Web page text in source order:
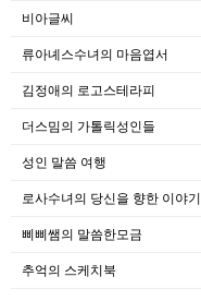
비아글씨
류아녜스수녀의 마음엽서
김정애의 로고스테라피
더스밈의 가톨릭성인들
성인 말씀 여행
로사수녀의 당신을 향한 이야기
삐삐쌤의 말씀한모금
추억의 스케치북